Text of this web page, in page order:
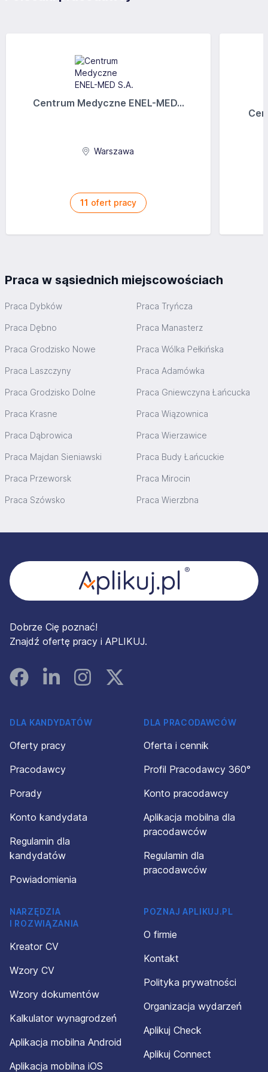
Centrum Medyczne ENEL-MED...
Warszawa
11 ofert pracy
Praca w sąsiednich miejscowościach
Praca Dybków Praca Tryńcza
Praca Dębno Praca Manasterz
Praca Grodzisko Nowe Praca Wólka Pełkińska
Praca Laszczyny Praca Adamówka
Praca Grodzisko Dolne Praca Gniewczyna Łańcucka
Praca Krasne Praca Wiązownica
Praca Dąbrowica Praca Wierzawice
Praca Majdan Sieniawski Praca Budy Łańcuckie
Praca Przeworsk Praca Mirocin
Praca Szówsko Praca Wierzbna
Dobrze Cię poznać!
Znajdź ofertę pracy i APLIKUJ.
FacebookLinked InInstagramInstagram
DLA KANDYDATÓW
Oferty pracy
Pracodawcy
Porady
Konto kandydata
Regulamin dla
kandydatów
Powiadomienia
DLA PRACODAWCÓW
Oferta i cennik
Profil Pracodawcy 360°
Konto pracodawcy
Aplikacja mobilna dla
pracodawców
Regulamin dla
pracodawców
NARZĘDZIA
I ROZWIĄZANIA
Kreator CV
Wzory CV
Wzory dokumentów
Kalkulator wynagrodzeń
Aplikacja mobilna Android
Aplikacja mobilna iOS
POZNAJ APLIKUJ.PL
O firmie
Kontakt
Polityka prywatności
Organizacja wydarzeń
Aplikuj Check
Aplikuj Connect